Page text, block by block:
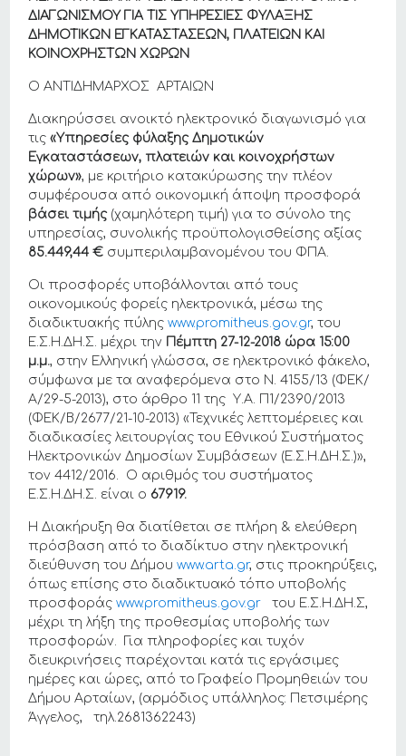
ΔΙΑΓΩΝΙΣΜΟΥ ΓΙΑ ΤΙΣ ΥΠΗΡΕΣΙΕΣ ΦΥΛΑΞΗΣ
ΔΗΜΟΤΙΚΩΝ ΕΓΚΑΤΑΣΤΑΣΕΩΝ, ΠΛΑΤΕΙΩΝ ΚΑΙ
ΚΟΙΝΟΧΡΗΣΤΩΝ ΧΩΡΩΝ
Ο ΑΝΤΙΔΗΜΑΡΧΟΣ ΑΡΤΑΙΩΝ
Διακηρύσσει ανοικτό ηλεκτρονικό διαγωνισμό για
τις«Υπηρεσίες φύλαξης Δημοτικών
Εγκαταστάσεων, πλατειών και κοινοχρήστων
χώρων», με κριτήριο κατακύρωσης την πλέον
συμφέρουσα από οικονομική άποψη προσφορά
βάσει τιμής (χαμηλότερη τιμή) για το σύνολο της
υπηρεσίας, συνολικής προϋπολογισθείσης αξίας
85.449,44 € συμπεριλαμβανομένου του ΦΠΑ.
Οι προσφορές υποβάλλονται από τους
οικονομικούς φορείς ηλεκτρονικά, μέσω της
διαδικτυακής πύληςwww.promitheus.gov.gr, του
Ε.Σ.Η.ΔΗ.Σ. μέχρι την Πέμπτη 27-12-2018 ώρα 15:00
μ.μ., στην Ελληνική γλώσσα, σε ηλεκτρονικό φάκελο,
σύμφωνα με τα αναφερόμενα στο Ν. 4155/13 (ΦΕΚ/
Α/29-5-2013), στο άρθρο 11 της Υ.Α. Π1/2390/2013
(ΦΕΚ/Β/2677/21-10-2013) «Τεχνικές λεπτομέρειες και
διαδικασίες λειτουργίας του Εθνικού Συστήματος
Ηλεκτρονικών Δημοσίων Συμβάσεων (Ε.Σ.Η.ΔΗ.Σ.)»,
τον 4412/2016. Ο αριθμός του συστήματος
Ε.Σ.Η.ΔΗ.Σ. είναι ο 67919.
Η Διακήρυξη θα διατίθεται σε πλήρη & ελεύθερη
πρόσβαση από το διαδίκτυο στην ηλεκτρονική
διεύθυνση του Δήμουwww.arta.gr, στις προκηρύξεις,
όπως επίσης στο διαδικτυακό τόπο υποβολής
προσφοράςwww.promitheus.gov.gr του Ε.Σ.Η.ΔΗ.Σ,
μέχρι τη λήξη της προθεσμίας υποβολής των
προσφορών. Για πληροφορίες και τυχόν
διευκρινήσεις παρέχονται κατά τις εργάσιμες
ημέρες και ώρες, από το Γραφείο Προμηθειών του
Δήμου Αρταίων, (αρμόδιος υπάλληλος: Πετσιμέρης
Άγγελος, τηλ.2681362243)